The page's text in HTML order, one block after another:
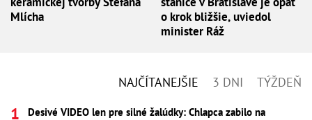
Mlícha
o krok bližšie, uviedol
minister Ráž
NAJČÍTANEJŠIE 3 DNI TÝŽDEŇ
Desivé VIDEO len pre silné žalúdky: Chlapca zabilo na